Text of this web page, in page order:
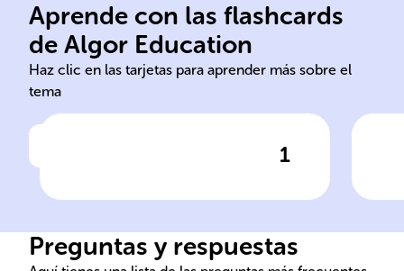
Aprende con las flashcards
de Algor Education
Haz clic en las tarjetas para aprender más sobre el
tema
1
La ______, también llamada
______, es vital y ha
comercio a través de los
Haz clic para comprobar la respuesta
mercadotecnia marketing
Preguntas y respuestas